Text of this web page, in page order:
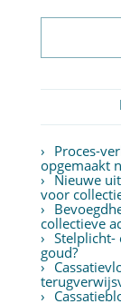
Proces-
opgemaakt
Nieuwe
voor
collectieve
Stelplicht-
goud?